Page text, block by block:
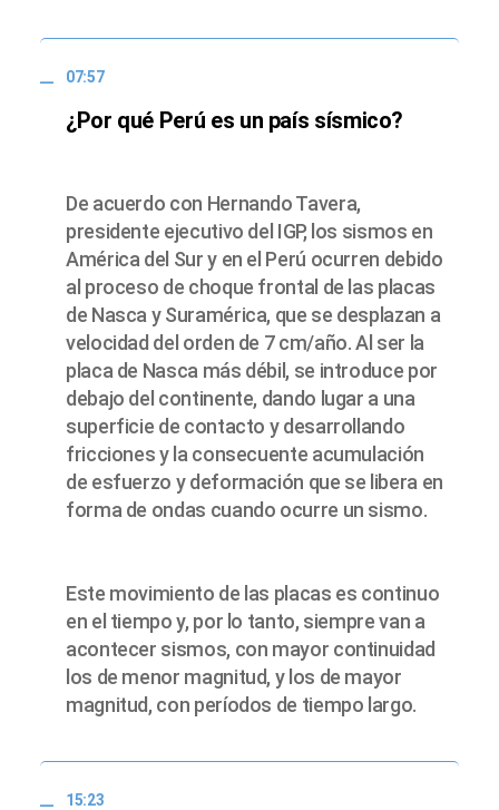
07:57
¿Por qué Perú es un país sísmico?
De acuerdo con Hernando Tavera,
presidente ejecutivo del IGP, los sismos en
América del Sur y en el Perú ocurren debido
al proceso de choque frontal de las placas
de Nasca y Suramérica, que se desplazan a
velocidad del orden de 7 cm/año. Al ser la
placa de Nasca más débil, se introduce por
debajo del continente, dando lugar a una
superficie de contacto y desarrollando
fricciones y la consecuente acumulación
de esfuerzo y deformación que se libera en
forma de ondas cuando ocurre un sismo.
Este movimiento de las placas es continuo
en el tiempo y, por lo tanto, siempre van a
acontecer sismos, con mayor continuidad
los de menor magnitud, y los de mayor
magnitud, con períodos de tiempo largo.
15:23